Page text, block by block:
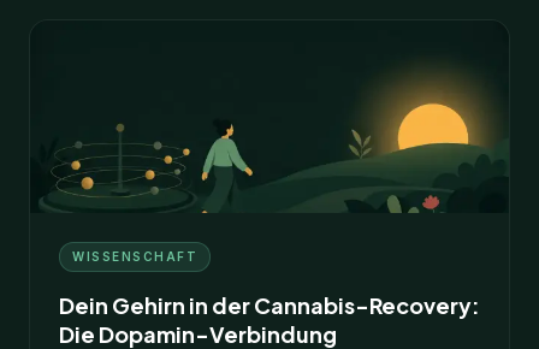
6 Min. 30. Januar 2026
WISSENSCHAFT
Dein Gehirn in der Cannabis-Recovery:
Die Dopamin-Verbindung